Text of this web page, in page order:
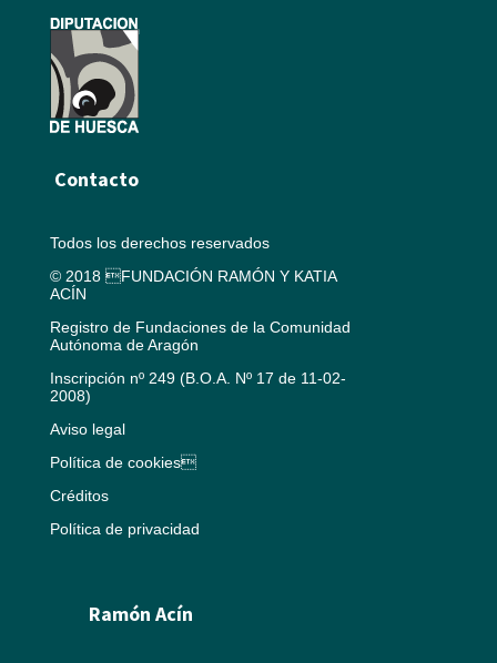
Contacto
Todos los derechos reservados
© 2018 FUNDACIÓN RAMÓN Y KATIA
ACÍN
Registro de Fundaciones de la Comunidad
Autónoma de Aragón
Inscripción nº 249 (B.O.A. Nº 17 de 11-02-
2008)
Aviso legal
Política de cookies
Créditos
Política de privacidad
Ramón Acín